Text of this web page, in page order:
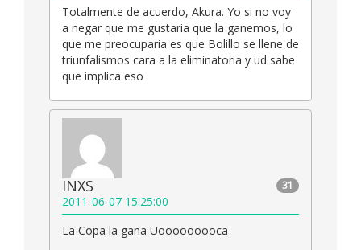
Totalmente de acuerdo, Akura. Yo si no voy
a negar que me gustaria que la ganemos, lo
que me preocuparia es que Bolillo se llene de
triunfalismos cara a la eliminatoria y ud sabe
que implica eso
31
INXS
2011-06-07 15:25:00
La Copa la gana Uooooooooca